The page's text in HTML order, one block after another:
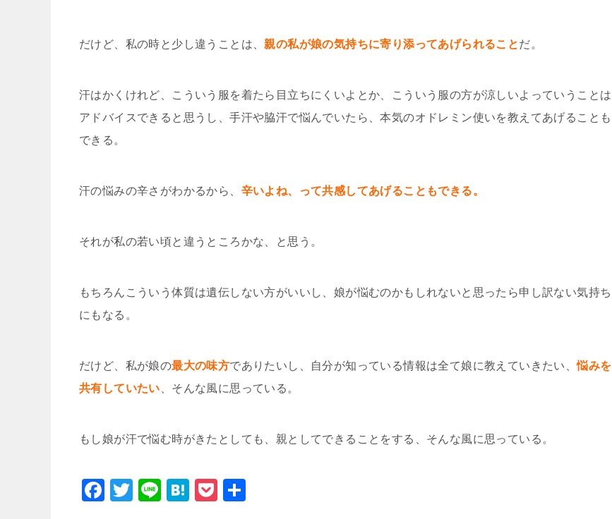
だけど、私の時と少し違うことは、親の私が娘の気持ちに寄り添ってあげられることだ。
汗はかくけれど、こういう服を着たら目立ちにくいよとか、こういう服の方が涼しいよっていうことは
アドバイスできると思うし、手汗や脇汗で悩んでいたら、本気のオドレミン使いを教えてあげることも
できる。
汗の悩みの辛さがわかるから、 辛いよね、って共感してあげることもできる。
それが私の若い頃と違うところかな、と思う。
もちろんこういう体質は遺伝しない方がいいし、娘が悩むのかもしれないと思ったら申し訳ない気持ち
にもなる。
だけど、私が娘の最大の味方でありたいし、自分が知っている情報は全て娘に教えていきたい、悩みを
共有していたい 、そんな風に思っている。
もし娘が汗で悩む時がきたとしても、親としてできることをする、そんな風に思っている。
F
T
Li
H
P